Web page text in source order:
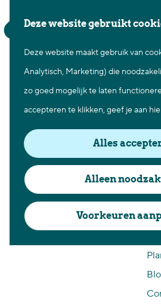
Deze website gebruikt
Deze website maakt gebruik van
Analytisch, Marketing) die
zo goed mogelijk te laten
accepteren te klikken, geef je aan
Alles
Alleen
Voorkeuren
Z
e
k
e
n
K
a
r
t
e
n
u
Over
in